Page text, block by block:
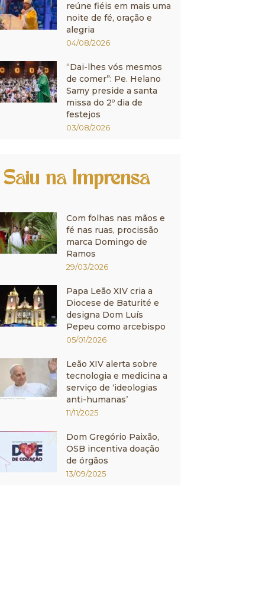
reúne fiéis em mais uma
noite de fé, oração e
alegria
04/08/2026
“Dai-lhes vós mesmos
de comer”: Pe. Helano
Samy preside a santa
missa do 2º dia de
festejos
03/08/2026
Saiu na Imprensa
Com folhas nas mãos e
fé nas ruas, procissão
marca Domingo de
Ramos
29/03/2026
Papa Leão XIV cria a
Diocese de Baturité e
designa Dom Luís
Pepeu como arcebispo
05/01/2026
Leão XIV alerta sobre
tecnologia e medicina a
serviço de ‘ideologias
anti-humanas’
11/11/2025
Dom Gregório Paixão,
OSB incentiva doação
de órgãos
13/09/2025